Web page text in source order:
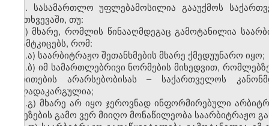
1. სასამართლო უფლებამოსილია გააუქმოს
შემთხვევაში, თუ:
ა) მხარე, რომლის წინააღმდეგაც გამოტანილია
დაამტკიცებს, რომ:
ა.ა) საარბიტრაჟო შეთანხმების მხარე ქმედუუნარო იყო;
ა.ბ) იმ სამართლებრივი ნორმების მიხედვით,
მითითების არარსებობისას – საქართველოს
ძალადაკარგულია;
ა.გ) მხარე არ იყო ჯეროვნად ინფორმირებული
მიზეზების გამო ვერ მიიღო მონაწილეობა საარბიტრაჟო